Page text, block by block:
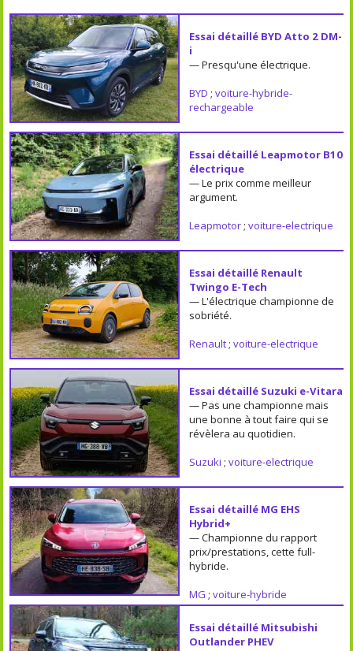
Essai détaillé BYD Atto 2 DM-
i
— Presqu'une électrique.
BYD ; voiture-hybride-
rechargeable
Essai détaillé Leapmotor B10
électrique
— Le prix comme meilleur
argument.
Leapmotor; voiture-electrique
Essai détaillé Renault
Twingo E-Tech
— L'électrique championne de
sobriété.
Renault; voiture-electrique
Essai détaillé Suzuki e-Vitara
— Pas une championne mais
une bonne à tout faire qui se
révèlera au quotidien.
Suzuki ; voiture-electrique
Essai détaillé MG EHS
Hybrid+
— Championne du rapport
prix/prestations, cette full-
hybride.
MG ; voiture-hybride
Essai détaillé Mitsubishi
Outlander PHEV